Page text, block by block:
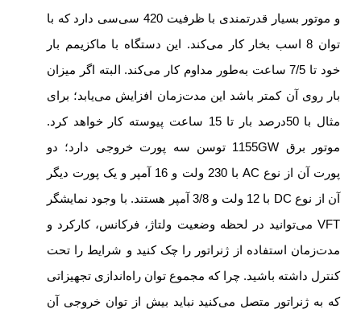
و موتور بسیار قدرتمندی با ظرفیت 420 سی‌سی دارد که با
توان 8 اسب بخار کار می‌کند. این دستگاه با ماکزیمم بار
خود تا 7/5 ساعت به‌طور مداوم کار می‌کند. البته اگر میزان
بار روی آن کمتر باشد این مدت‌زمان افزایش می‌یابد؛ برای
مثال با 50درصد بار تا 15 ساعت پیوسته کار خواهد کرد.
موتور برق 1155GW توسن سه پورت خروجی دارد؛ دو
پورت آن از نوع AC با 230 ولت و 16 آمپر و یک پورت دیگر
آن از نوع DC با 12 ولت و 3/8 آمپر هستند. با وجود نمایشگر
VFT می‌توانید در لحظه وضعیت ولتاژ، فرکانس، کارکرد و
مدت‌زمان استفاده از ژنراتور را چک کنید و شرایط را تحت
کنترل داشته باشید. چرا که مجموع توان راه‌اندازی تجهیزاتی
که به ژنراتور متصل می‌کنید نباید بیش از توان خروجی آن